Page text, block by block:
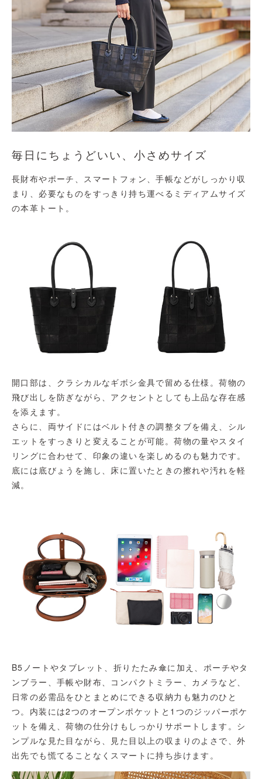
毎日にちょうどいい、小さめサイズ
長財布やポーチ、スマートフォン、手帳などがしっかり収
まり、必要なものをすっきり持ち運べるミディアムサイズ
の本革トート。
開口部は、クラシカルなギボシ金具で留める仕様。荷物の
飛び出しを防ぎながら、アクセントとしても上品な存在感
を添えます。
さらに、両サイドにはベルト付きの調整タブを備え、シル
エットをすっきりと変えることが可能。荷物の量やスタイ
リングに合わせて、印象の違いを楽しめるのも魅力です。
底には底びょうを施し、床に置いたときの擦れや汚れを軽
減。
B5ノートやタブレット、折りたたみ傘に加え、ポーチやタ
ンブラー、手帳や財布、コンパクトミラー、カメラなど、
日常の必需品をひとまとめにできる収納力も魅力のひと
つ。内装には2つのオープンポケットと1つのジッパーポケ
ットを備え、荷物の仕分けもしっかりサポートします。シ
ンプルな見た目ながら、見た目以上の収まりのよさで、外
出先でも慌てることなくスマートに持ち歩けます。